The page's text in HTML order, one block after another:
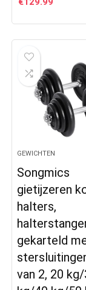
GEWICHTEN
Songmics
gietijzeren
halters,
gekarteld
van 2, 20